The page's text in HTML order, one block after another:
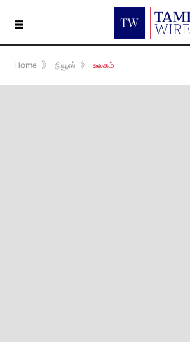
☰
Home 》 நியூஸ் 》 உலகம்